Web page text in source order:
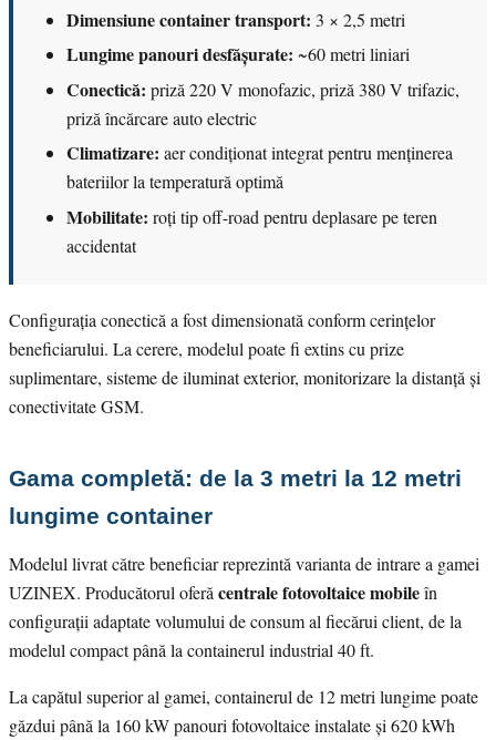
Dimensiune container transport: 3 × 2,5 metri
Lungime panouri desfășurate: ~60 metri liniari
Conectică: priză 220 V monofazic, priză 380 V trifazic,
priză încărcare auto electric
Climatizare: aer condiționat integrat pentru menținerea
bateriilor la temperatură optimă
Mobilitate: roți tip off-road pentru deplasare pe teren
accidentat
Configurația conectică a fost dimensionată conform cerințelor
beneficiarului. La cerere, modelul poate fi extins cu prize
suplimentare, sisteme de iluminat exterior, monitorizare la distanță și
conectivitate GSM.
Gama completă: de la 3 metri la 12 metri
lungime container
Modelul livrat către beneficiar reprezintă varianta de intrare a gamei
UZINEX. Producătorul oferă centrale fotovoltaice mobileîn
configurații adaptate volumului de consum al fiecărui client, de la
modelul compact până la containerul industrial 40 ft.
La capătul superior al gamei, containerul de 12 metri lungime poate
găzdui până la 160 kW panouri fotovoltaice instalate și 620 kWh